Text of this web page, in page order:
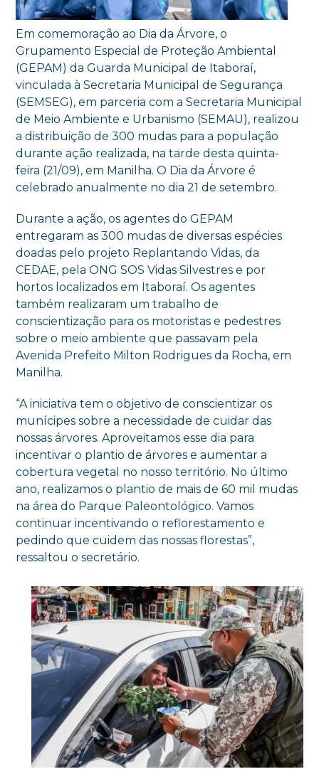
Em comemoração ao Dia da Árvore, o
Grupamento Especial de Proteção Ambiental
(GEPAM) da Guarda Municipal de Itaboraí,
vinculada à Secretaria Municipal de Segurança
(SEMSEG), em parceria com a Secretaria Municipal
de Meio Ambiente e Urbanismo (SEMAU), realizou
a distribuição de 300 mudas para a população
durante ação realizada, na tarde desta quinta-
feira (21/09), em Manilha. O Dia da Árvore é
celebrado anualmente no dia 21 de setembro.
Durante a ação, os agentes do GEPAM
entregaram as 300 mudas de diversas espécies
doadas pelo projeto Replantando Vidas, da
CEDAE, pela ONG SOS Vidas Silvestres e por
hortos localizados em Itaboraí. Os agentes
também realizaram um trabalho de
conscientização para os motoristas e pedestres
sobre o meio ambiente que passavam pela
Avenida Prefeito Milton Rodrigues da Rocha, em
Manilha.
“A iniciativa tem o objetivo de conscientizar os
munícipes sobre a necessidade de cuidar das
nossas árvores. Aproveitamos esse dia para
incentivar o plantio de árvores e aumentar a
cobertura vegetal no nosso território. No último
ano, realizamos o plantio de mais de 60 mil mudas
na área do Parque Paleontológico. Vamos
continuar incentivando o reflorestamento e
pedindo que cuidem das nossas florestas”,
ressaltou o secretário.